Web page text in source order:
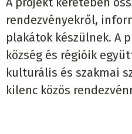
rendezvényekről,
plakátok készülnek. A
község és régióik
kulturális és szakmai
kilenc közös